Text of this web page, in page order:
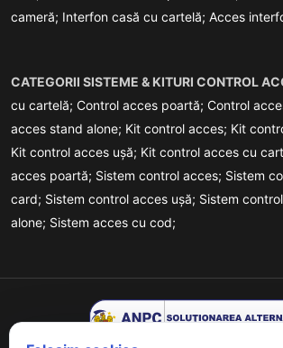
cameră; Interfon casă cu cartelă; Acces
CATEGORII SISTEME & KITURI CONTROL
cu cartelă; Control acces poartă; Control
acces stand alone; Kit control acces; Kit
Kit control acces ușă; Kit control acces cu
acces poartă; Sistem control acces; Sistem
card; Sistem control acces ușă; Sistem
alone; Sistem acces cu cod;